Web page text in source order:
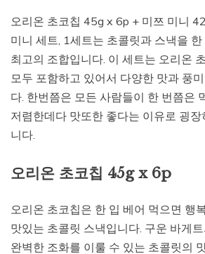
오리온 초코칩 45g x 6p + 미쯔 미니
미니 세트, 1세트는 초콜릿과 스낵을
최고의 조합입니다. 이 세트는 오리온
모두 포함하고 있어서 다양한 맛과 풍
다. 한번쯤은 모든 사람들이 한 번쯤은
저렴한데다 맛또한 좋다는 이유로 굉
니다.
오리온 초코칩 45g x 6p
오리온 초코칩은 한 입 베어 먹으면 행
맛있는 초콜릿 스낵입니다. 구운 바게
완벽한 조화를 이룰 수 있는 초콜릿의